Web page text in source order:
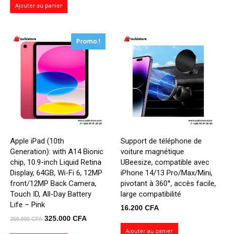
Ajouter au panier
Promo !
Apple iPad (10th
Generation): with A14 Bionic
chip, 10.9-inch Liquid Retina
Display, 64GB, Wi-Fi 6, 12MP
front/12MP Back Camera,
Touch ID, All-Day Battery
Life – Pink
350.000CFA Le
325.000 CFA
Support de téléphone de
voiture magnétique
UBeesize, compatible avec
iPhone 14/13 Pro/Max/Mini,
pivotant à 360°, accès facile,
large compatibilité
16.200 CFA
Ajouter au panier